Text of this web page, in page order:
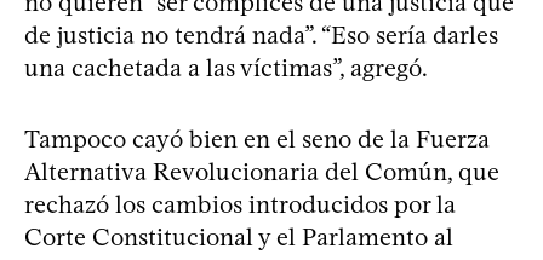
de justicia no tendrá nada”. “Eso sería darles
una cachetada a las víctimas”, agregó.
Tampoco cayó bien en el seno de la Fuerza
Alternativa Revolucionaria del Común, que
rechazó los cambios introducidos por la
Corte Constitucional y el Parlamento al